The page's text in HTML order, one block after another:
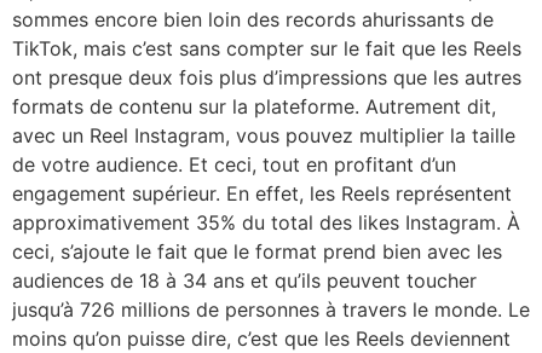
sommes encore bien loin des records ahurissants de
TikTok, mais c’est sans compter sur le fait que les Reels
ont presque deux fois plus d’impressions que les autres
formats de contenu sur la plateforme. Autrement dit,
avec un Reel Instagram, vous pouvez multiplier la taille
de votre audience. Et ceci, tout en profitant d’un
engagement supérieur. En effet, les Reels représentent
approximativement 35% du total des likes Instagram. À
ceci, s’ajoute le fait que le format prend bien avec les
audiences de 18 à 34 ans et qu’ils peuvent toucher
jusqu’à 726 millions de personnes à travers le monde. Le
moins qu’on puisse dire, c’est que les Reels deviennent